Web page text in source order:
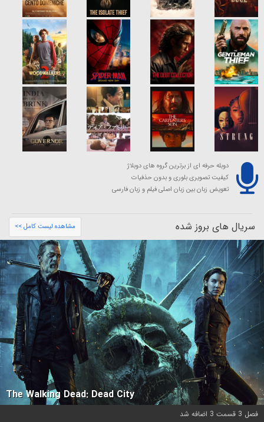
دوبله حرفه ای از برترین گروه های دوبلاژ
کیفیت تصویری بلوری و بدون حذفیات
تعویض زبان بین زبان اصلی فیلم و زبان فارسی
سریال های بروز شده مشاهده لیست کامل >>
The Walking Dead: Dead City
فصل 3 قسمت 3 اضافه شد